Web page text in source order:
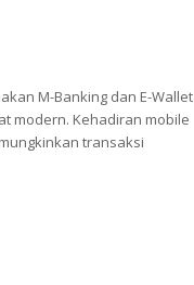
M-Banking dan E-Wallet
modern. Kehadiran mobile
transaksi